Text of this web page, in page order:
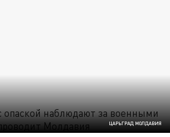
ЦАРЬГРАД МОЛДАВИЯ